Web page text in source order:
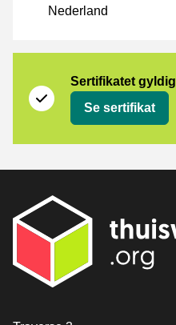
Nederland
Sertifikatet gyldig
Se sertifikat